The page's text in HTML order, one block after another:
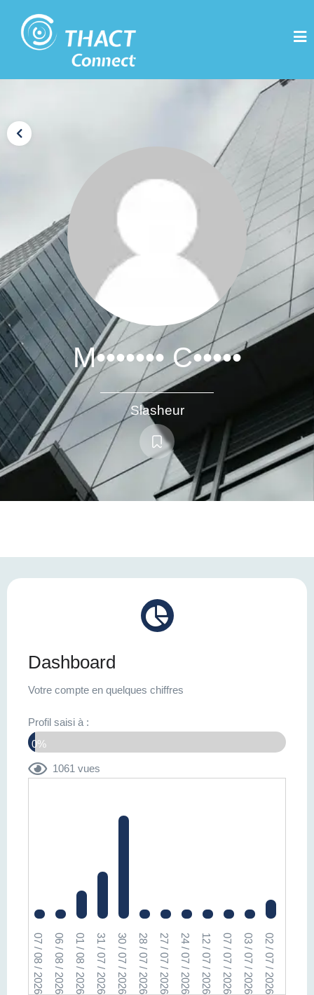
M••••••• C•••••
Slasheur
Dashboard
Votre compte en quelques chiffres
Profil saisi à :
0%
1061 vues
02 / 07 / 2026
03 / 07 / 2026
07 / 07 / 2026
12 / 07 / 2026
24 / 07 / 2026
27 / 07 / 2026
28 / 07 / 2026
30 / 07 / 2026
31 / 07 / 2026
01 / 08 / 2026
06 / 08 / 2026
07 / 08 / 2026